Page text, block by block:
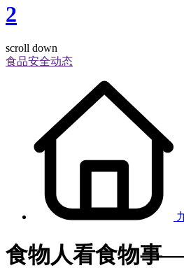
2
scroll down
食品安全动态
食物人看食物事